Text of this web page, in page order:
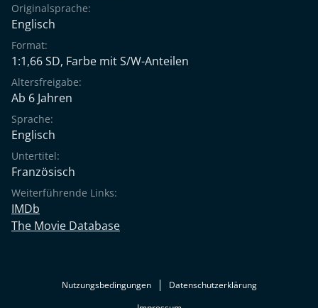
Originalsprache:
Englisch
Format:
1:1,66 SD, Farbe mit S/W-Anteilen
Altersfreigabe:
Ab 6 Jahren
Sprache:
Englisch
Untertitel:
Französisch
Weiterführende Links:
IMDb
The Movie Database
Nutzungsbedingungen
Datenschutzerklärung